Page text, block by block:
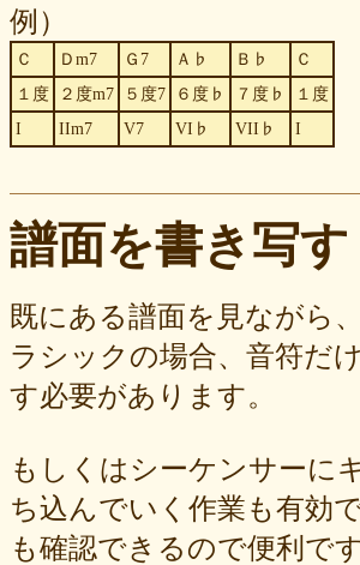
例）
Ｃ Ｄm7 Ｇ7 Ａ♭ Ｂ♭
Ｃ
１度
２度m7 ５度7 ６度♭ ７度♭
１度
I
IIm7 V7 VI♭ VII♭ I
譜面を書き写す
既にある譜面を見ながら
ラシックの場合、音符だ
す必要があります。
もしくはシーケンサーに
ち込んでいく作業も有効
も確認できるので便利です